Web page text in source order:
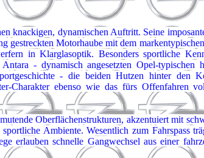
knackigen, dynamischen Auftritt. Seine
Motorhaube mit dem
in Klarglasoptik. Besonders sportliche
- dynamisch angesetzten Opel-typischen
- die beiden Hutzen hinter den
Charakter ebenso wie das fürs Offenfahren
Oberflächenstrukturen, akzentuiert mit
Ambiente. Wesentlich zum Fahrspass
erlauben schnelle Gangwechsel aus einer